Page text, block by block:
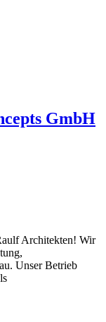
GmbH
Architekten! Wir
Unser Betrieb